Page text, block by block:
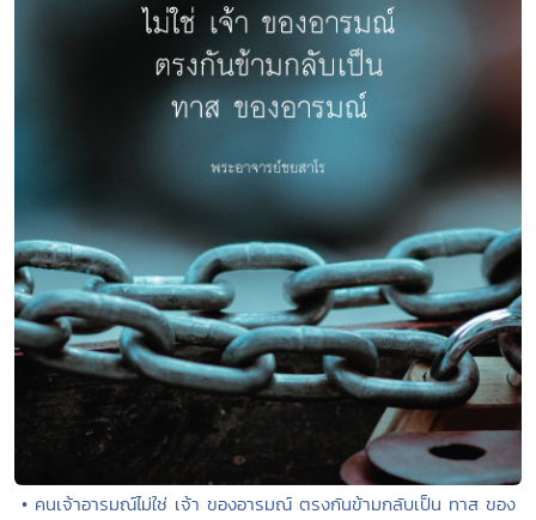
• คนเจ้าอารมณ์ไม่ใช่ เจ้า ของอารมณ์ ตรงกันข้ามกลับเป็น ทาส ของ